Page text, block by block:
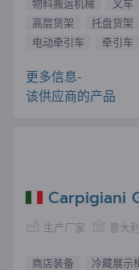
物料搬运机械 叉车
高层货架
托盘货架
电动牵引车
牵引车
更多信息-
该供应商的产品
Carpigiani
生产厂家 意大利
商店装备 冷藏展示